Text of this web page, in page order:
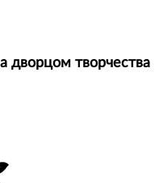
дворцом творчества